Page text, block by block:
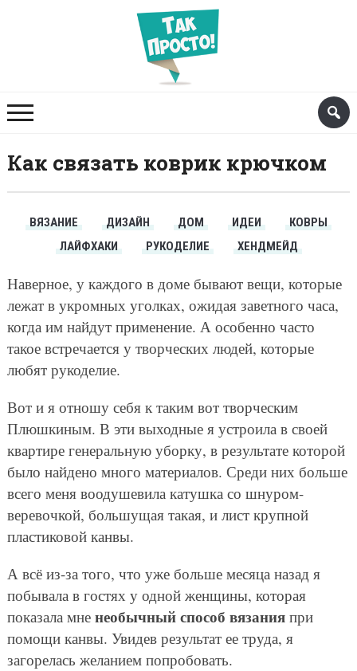
Как связать коврик крючком
ВЯЗАНИЕ ДИЗАЙН ДОМ ИДЕИ
КОВРЫ
ЛАЙФХАКИ
РУКОДЕЛИЕ ХЕНДМЕЙД
Наверное, у каждого в доме бывают вещи, которые
лежат в укромных уголках, ожидая заветного часа,
когда им найдут применение. А особенно часто
такое встречается у творческих людей, которые
любят рукоделие.
Вот и я отношу себя к таким вот творческим
Плюшкиным. В эти выходные я устроила в своей
квартире генеральную уборку, в результате которой
было найдено много материалов. Среди них больше
всего меня воодушевила катушка со шнуром-
веревочкой, большущая такая, и лист крупной
пластиковой канвы.
А всё из-за того, что уже больше месяца назад я
побывала в гостях у одной женщины, которая
показала мне необычный способ вязанияпри
помощи канвы. Увидев результат ее труда, я
загорелась желанием попробовать.